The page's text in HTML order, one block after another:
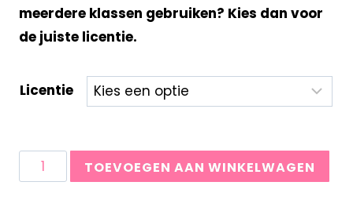
meerdere klassen gebruiken? Kies dan voor
de juiste licentie.
Licentie
TOEVOEGEN AAN WINKELWAGEN